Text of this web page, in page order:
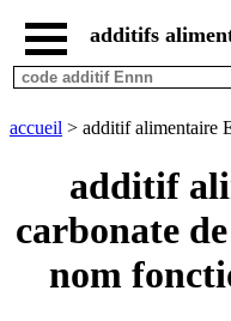
accueil
tous
additifs
additifs
fonction
additifs
accueil > additif alimentaire
additif
carbonate
nom